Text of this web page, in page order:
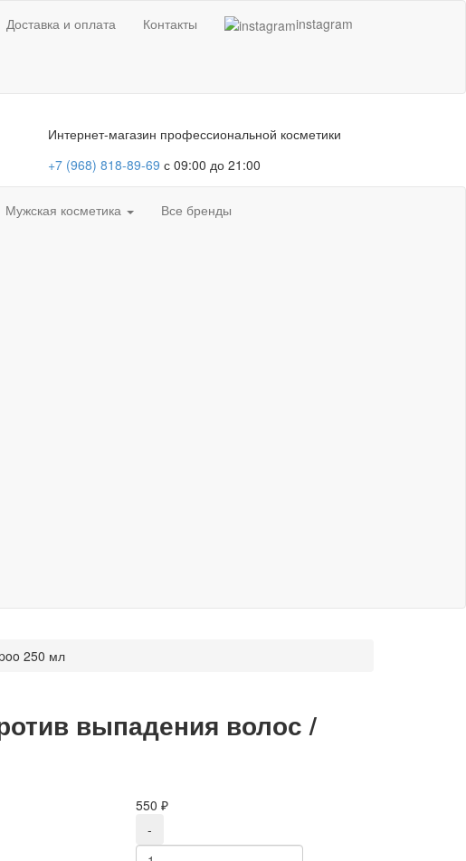
Доставка и оплата Контакты instagram
Интернет-магазин профессиональной косметики
+7 (968) 818-89-69 с 09:00 до 21:00
Мужская косметика Все бренды
250 мл
выпадения волос /
550 ₽